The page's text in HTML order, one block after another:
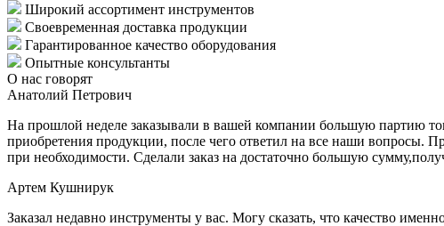
Широкий ассортимент инструментов
Своевременная доставка продукции
Гарантированное качество оборудования
Опытные консультанты
О нас говорят
Анатолий Петрович
На прошлой неделе заказывали в вашей компании большую партию
приобретения продукции, после чего ответил на все наши вопросы.
при необходимости. Сделали заказ на достаточно большую
Артем Кушнирук
Заказал недавно инструменты у вас. Могу сказать, что качество